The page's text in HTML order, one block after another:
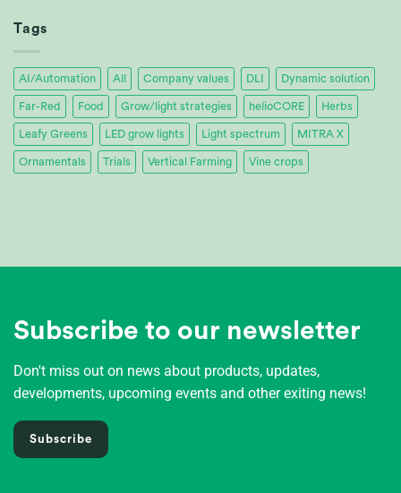
Tags
AI/Automation All Company values DLI Dynamic solution
Far-Red Food Grow/light strategies helioCORE Herbs
Leafy Greens LED grow lights Light spectrum MITRA X
Ornamentals Trials Vertical Farming Vine crops
Subscribe to our newsletter
Don't miss out on news about products, updates,
developments, upcoming events and other exiting news!
Subscribe